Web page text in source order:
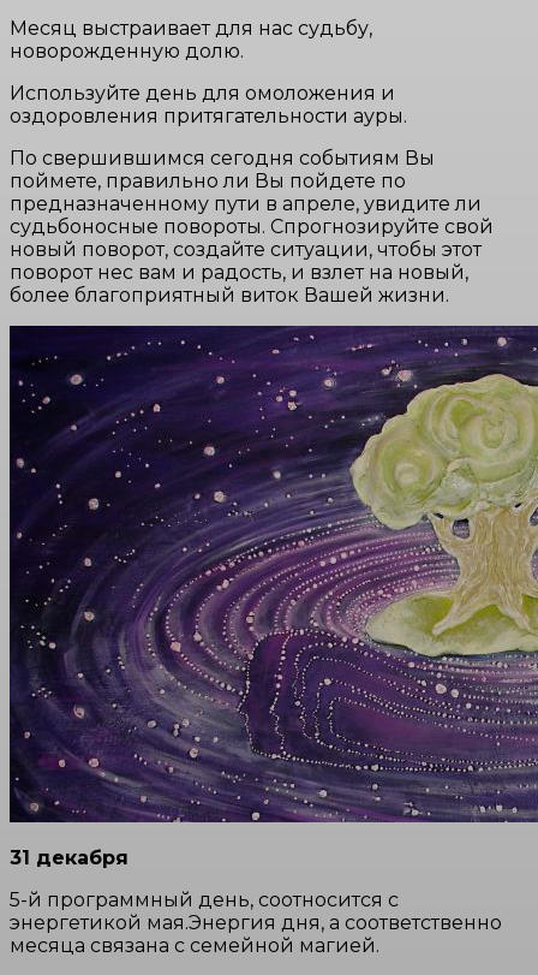
Месяц выстраивает для нас судьбу,
новорожденную долю.
Используйте день для омоложения и
оздоровления притягательности ауры.
По свершившимся сегодня событиям Вы
поймете, правильно ли Вы пойдете по
предназначенному пути в апреле, увидите ли
судьбоносные повороты. Спрогнозируйте свой
новый поворот, создайте ситуации, чтобы этот
поворот нес вам и радость, и взлет на новый,
более благоприятный виток Вашей жизни.
31 декабря
5-й программный день, соотносится с
энергетикой мая.Энергия дня, а соответственно
месяца связана с семейной магией.